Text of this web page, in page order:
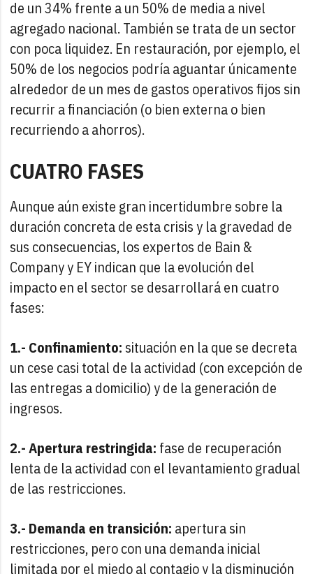
de un 34% frente a un 50% de media a nivel
agregado nacional. También se trata de un sector
con poca liquidez. En restauración, por ejemplo, el
50% de los negocios podría aguantar únicamente
alrededor de un mes de gastos operativos fijos sin
recurrir a financiación (o bien externa o bien
recurriendo a ahorros).
CUATRO FASES
Aunque aún existe gran incertidumbre sobre la
duración concreta de esta crisis y la gravedad de
sus consecuencias, los expertos de Bain &
Company y EY indican que la evolución del
impacto en el sector se desarrollará en cuatro
fases:
1.- Confinamiento: situación en la que se decreta
un cese casi total de la actividad (con excepción de
las entregas a domicilio) y de la generación de
ingresos.
2.- Apertura restringida: fase de recuperación
lenta de la actividad con el levantamiento gradual
de las restricciones.
3.- Demanda en transición: apertura sin
restricciones, pero con una demanda inicial
limitada por el miedo al contagio y la disminución